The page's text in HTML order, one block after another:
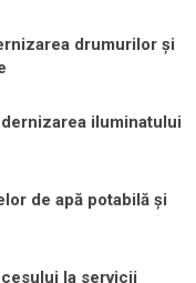
drumurilor și
iluminatului
de apă potabilă și
la servicii